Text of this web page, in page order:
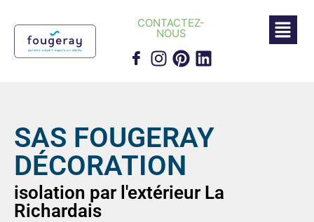
CONTACTEZ-
NOUS
SAS FOUGERAY
DÉCORATION
isolation par l'extérieur La
Richardais